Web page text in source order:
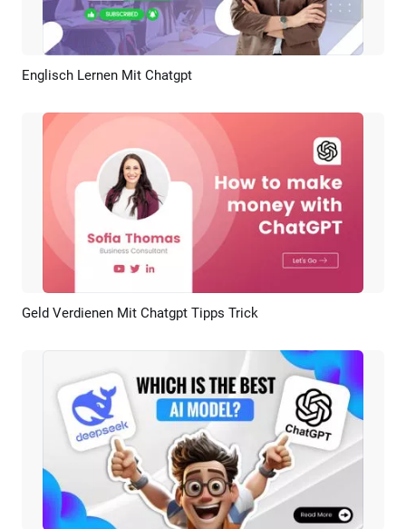
Vorschau
Englisch Lernen Mit Chatgpt
Vorschau KI Erstellen
Geld Verdienen Mit Chatgpt Tipps Trick